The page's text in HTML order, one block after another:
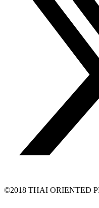
©2018 THAI ORIENTED